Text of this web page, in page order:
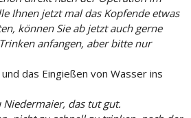
Ihnen jetzt mal das Kopfende etwas
können Sie ab jetzt auch gerne
anfangen, aber bitte nur
das Eingießen von Wasser ins
Niedermaier, das tut gut.